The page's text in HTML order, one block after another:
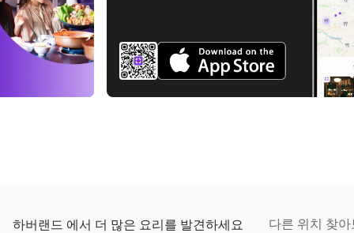
하버랜드 에서 더 많은 요리를 발견하세요 다른 위치 찾